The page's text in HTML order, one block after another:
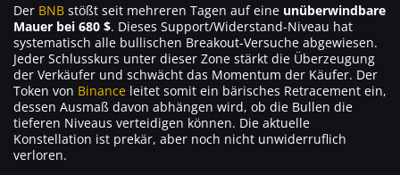
Der BNB stößt seit mehreren Tagen auf eine unüberwindbare
Mauer bei 680 $. Dieses Support/Widerstand-Niveau hat
systematisch alle bullischen Breakout-Versuche abgewiesen.
Jeder Schlusskurs unter dieser Zone stärkt die Überzeugung
der Verkäufer und schwächt das Momentum der Käufer. Der
Token von Binance leitet somit ein bärisches Retracement ein,
dessen Ausmaß davon abhängen wird, ob die Bullen die
tieferen Niveaus verteidigen können. Die aktuelle
Konstellation ist prekär, aber noch nicht unwiderruflich
verloren.